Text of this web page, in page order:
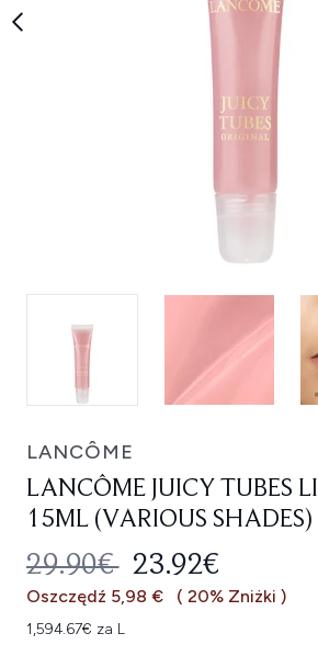
LANCÔME
LANCÔME JUICY TUBES
15ML (VARIOUS SHADES)
SUGEROWANA
29.90€ AKTUALNA
23.92€
Oszczędź 5,98 € ( 20% Zniżki )
1,594.67€ za L